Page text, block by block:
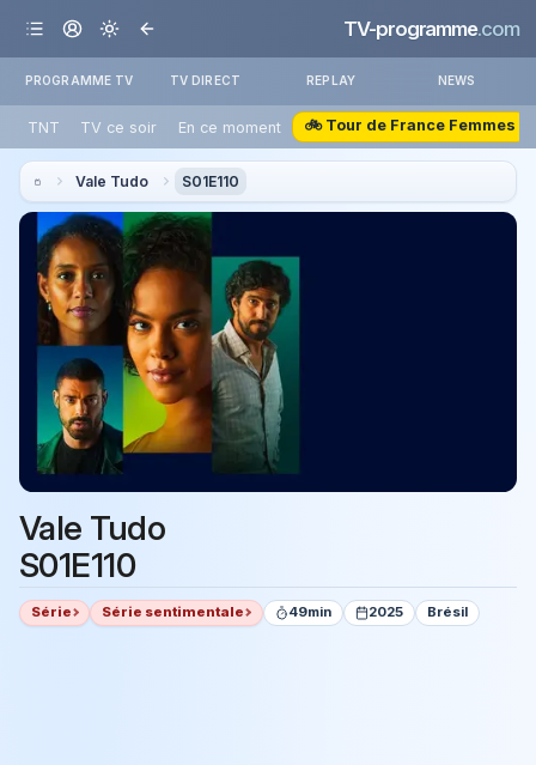
TV-programme.com
PROGRAMME TV TV DIRECT REPLAY NEWS
TNT TV ce soir En ce moment 🚲 Tour de France Femmes
Vale Tudo S01E110
Vale Tudo
S01E110
Série Série sentimentale 49min 2025 Brésil